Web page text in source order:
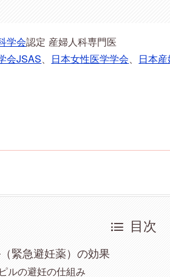
学会認定 産婦人科専門医
会JSAS、 日本女性医学学会、 日本
目次
緊急避妊薬）の効果
ルの避妊の仕組み